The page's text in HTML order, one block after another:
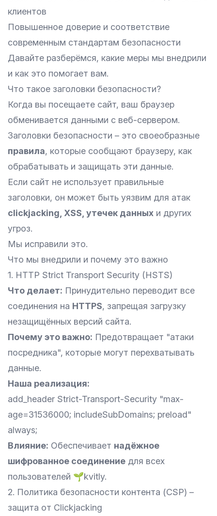
клиентов
Повышенное доверие и соответствие
современным стандартам безопасности
Давайте разберёмся, какие меры мы внедрили
и как это помогает вам.
Что такое заголовки безопасности?
Когда вы посещаете сайт, ваш браузер
обменивается данными с веб-сервером.
Заголовки безопасности – это своеобразные
правила, которые сообщают браузеру, как
обрабатывать и защищать эти данные.
Если сайт не использует правильные
заголовки, он может быть уязвим для атак
clickjacking, XSS, утечек данных и других
угроз.
Мы исправили это.
Что мы внедрили и почему это важно
1. HTTP Strict Transport Security (HSTS)
Что делает: Принудительно переводит все
соединения на HTTPS, запрещая загрузку
незащищённых версий сайта.
Почему это важно: Предотвращает "атаки
посредника", которые могут перехватывать
данные.
Наша реализация:
add_header Strict-Transport-Security "max-
age=31536000; includeSubDomains; preload"
always;
Влияние: Обеспечивает надёжное
шифрованное соединение для всех
пользователей 🌱kvitly.
2. Политика безопасности контента (CSP) –
защита от Clickjacking